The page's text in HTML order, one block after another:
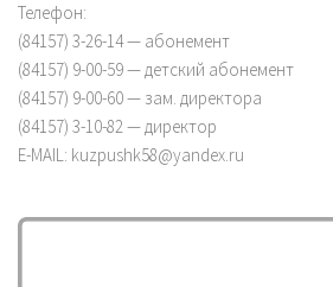
Телефон:
(84157) 3-26-14 — абонемент
(84157) 9-00-59 — детский абонемент
(84157) 9-00-60 — зам. директора
(84157) 3-10-82 — директор
E-MAIL: kuzpushk58@yandex.ru